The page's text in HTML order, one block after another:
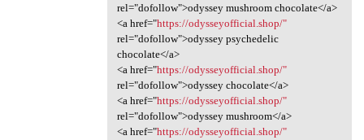
rel="dofollow">odyssey mushroom chocolate</a>
<a href="https://odysseyofficial.shop/"
rel="dofollow">odyssey psychedelic
chocolate</a>
<a href="https://odysseyofficial.shop/"
rel="dofollow">odyssey chocolate</a>
<a href="https://odysseyofficial.shop/"
rel="dofollow">odyssey mushroom</a>
<a href="https://odysseyofficial.shop/"